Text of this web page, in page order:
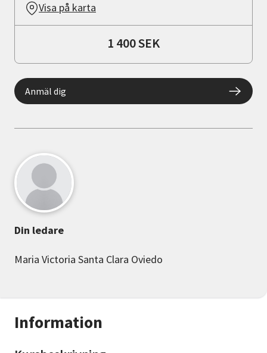
Information
Visa på karta
1 400 SEK
Anmäl dig
Din ledare
Maria Victoria Santa Clara Oviedo